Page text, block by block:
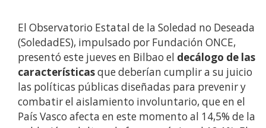
El Observatorio Estatal de la Soledad no Deseada
(SoledadES), impulsado por Fundación ONCE,
presentó este jueves en Bilbao el decálogo de las
característicasque deberían cumplir a su juicio
las políticas públicas diseñadas para prevenir y
combatir el aislamiento involuntario, que en el
País Vasco afecta en este momento al 14,5% de la